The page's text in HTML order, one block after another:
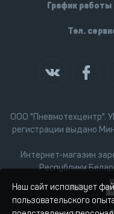
ООО "Пневмотехцентр".
регистрации выдано
Интернет-магазин
Республики
График работы
Тел.
Наш сайт использует
пользовательского